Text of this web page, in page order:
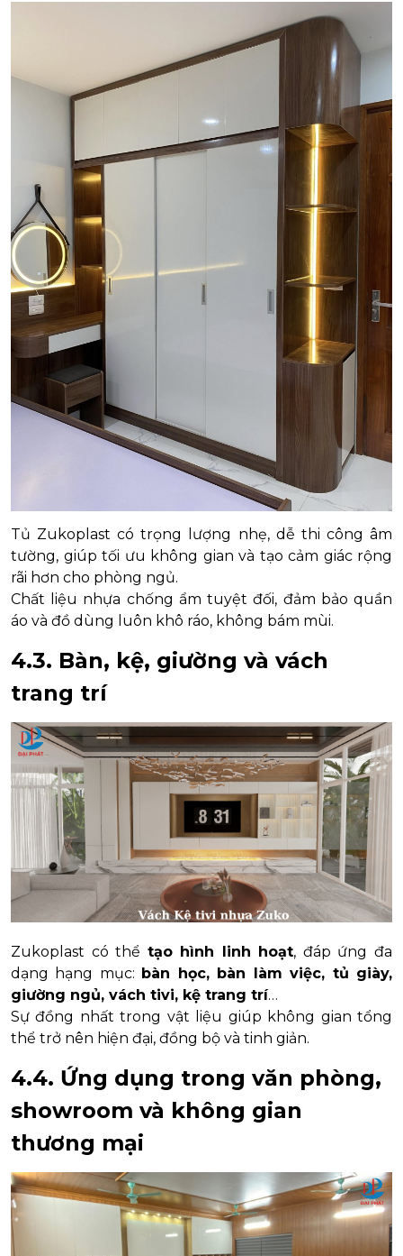
Tủ Zukoplast có trọng lượng nhẹ, dễ thi công âm
tường, giúp tối ưu không gian và tạo cảm giác rộng
rãi hơn cho phòng ngủ.
Chất liệu nhựa chống ẩm tuyệt đối, đảm bảo quần
áo và đồ dùng luôn khô ráo, không bám mùi.
4.3. Bàn, kệ, giường và vách
trang trí
Zukoplast có thể tạo hình linh hoạt, đáp ứng đa
dạng hạng mục: bàn học, bàn làm việc, tủ giày,
giường ngủ, vách tivi, kệ trang trí…
Sự đồng nhất trong vật liệu giúp không gian tổng
thể trở nên hiện đại, đồng bộ và tinh giản.
4.4. Ứng dụng trong văn phòng,
showroom và không gian
thương mại